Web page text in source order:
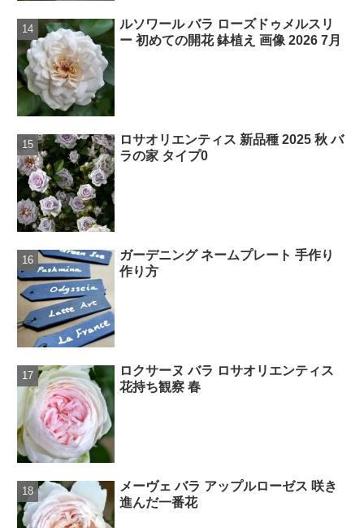
ルソワール バラ ローズドゥメルスリ
ー 初めての開花 鉢植え 画像 2026 7月
ロサオリエンティス 新品種 2025 秋 バ
ラの家 タイプ0
ガーデニング ネームプレート 手作り
作り方
ロクサーヌ バラ ロサオリエンティス
花持ち観察 春
メーヴェ バラ アップルローゼス 咲き
進んだ一番花